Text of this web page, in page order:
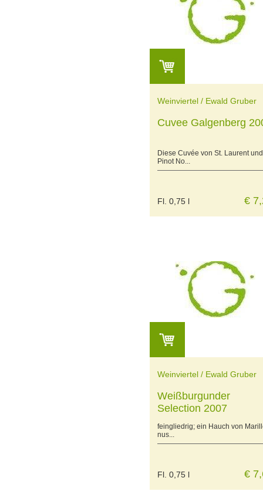
Weinviertel / Ewald Gruber
Cuvee Galgenberg
Diese Cuvée von St. Laurent und
Pinot No...
Fl. 0,75 l €
Weinviertel / Ewald Gruber
Weißburgunder
Selection 2007
feingliedrig; ein Hauch von
nus...
Fl. 0,75 l €